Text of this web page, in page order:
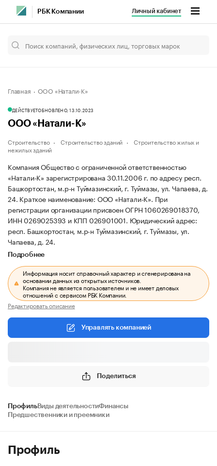
РБК Компании Личный кабинет
Главная ООО «Натали-К»
ДЕЙСТВУЕТОБНОВЛЕНО, 13.10.2023
ООО «Натали-К»
Строительство Строительство зданий
Строительство жилых и
нежилых зданий
Компания Общество с ограниченной ответственностью
«Натали-К» зарегистрирована 30.11.2006 г. по адресу респ.
Башкортостан, м.р-н Туймазинский, г. Туймазы, ул. Чапаева, д.
24. Краткое наименование: ООО «Натали-К». При
регистрации организации присвоен ОГРН 1060269018370,
ИНН 0269025393 и КПП 026901001. Юридический адрес:
респ. Башкортостан, м.р-н Туймазинский, г. Туймазы, ул.
Чапаева, д. 24.
Подробнее
Информация носит справочный характер и сгенерирована на
основании данных из открытых источников.
Компания не является пользователем и не имеет деловых
отношений с сервисом РБК Компании.
Редактировать описание
Управлять компанией
Поделиться
ПрофильВиды деятельностиФинансы
Предшественники и преемники
Профиль